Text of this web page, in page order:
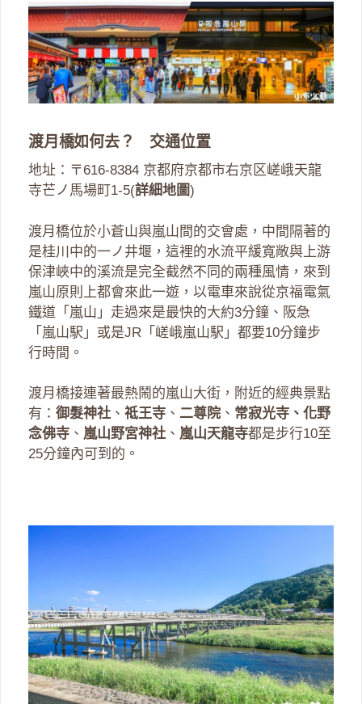
渡月橋如何去？ 交通位置
地址：〒616-8384 京都府京都市右京区嵯峨天龍
寺芒ノ馬場町1-5(詳細地圖)
渡月橋位於小蒼山與嵐山間的交會處，中間隔著的
是桂川中的一ノ井堰，這裡的水流平緩寬敞與上游
保津峽中的溪流是完全截然不同的兩種風情，來到
嵐山原則上都會來此一遊，以電車來說從京福電氣
鐵道「嵐山」走過來是最快的大約3分鐘、阪急
「嵐山駅」或是JR「嵯峨嵐山駅」都要10分鐘步
行時間。
渡月橋接連著最熱鬧的嵐山大街，附近的經典景點
有： 御髮神社 、 祗王寺 、 二尊院 、 常寂光寺 、 化野
念佛寺 、 嵐山野宮神社 、 嵐山天龍寺都是步行10至
25分鐘內可到的。